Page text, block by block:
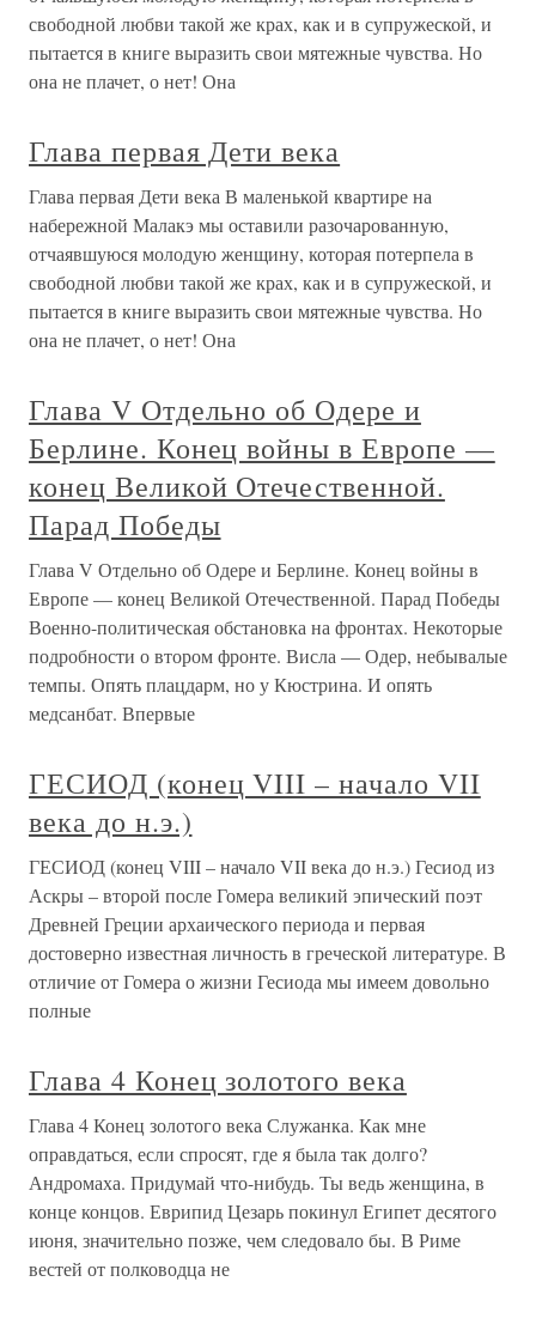
свободной любви такой же крах, как и в супружеской, и
пытается в книге выразить свои мятежные чувства. Но
она не плачет, о нет! Она
Глава первая Дети века
Глава первая Дети века В маленькой квартире на
набережной Малакэ мы оставили разочарованную,
отчаявшуюся молодую женщину, которая потерпела в
свободной любви такой же крах, как и в супружеской, и
пытается в книге выразить свои мятежные чувства. Но
она не плачет, о нет! Она
Глава V Отдельно об Одере и
Берлине. Конец войны в Европе —
конец Великой Отечественной.
Парад Победы
Глава V Отдельно об Одере и Берлине. Конец войны в
Европе — конец Великой Отечественной. Парад Победы
Военно-политическая обстановка на фронтах. Некоторые
подробности о втором фронте. Висла — Одер, небывалые
темпы. Опять плацдарм, но у Кюстрина. И опять
медсанбат. Впервые
ГЕСИОД (конец VIII – начало VII
века до н.э.)
ГЕСИОД (конец VIII – начало VII века до н.э.) Гесиод из
Аскры – второй после Гомера великий эпический поэт
Древней Греции архаического периода и первая
достоверно известная личность в греческой литературе. В
отличие от Гомера о жизни Гесиода мы имеем довольно
полные
Глава 4 Конец золотого века
Глава 4 Конец золотого века Служанка. Как мне
оправдаться, если спросят, где я была так долго?
Андромаха. Придумай что-нибудь. Ты ведь женщина, в
конце концов. Еврипид Цезарь покинул Египет десятого
июня, значительно позже, чем следовало бы. В Риме
вестей от полководца не